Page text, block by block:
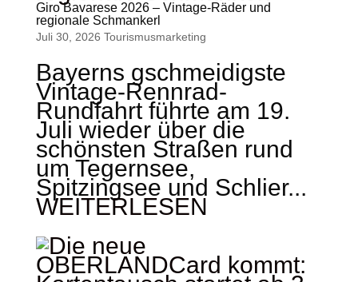
Giro Bavarese 2026 – Vintage-Räder und
regionale Schmankerl
Juli 30, 2026 Tourismus­marketing
Bayerns gschmeidigste
Vintage-Rennrad-
Rundfahrt führte am 19.
Juli wieder über die
schönsten Straßen rund
um Tegernsee,
Spitzingsee und Schlier...
WEITERLESEN